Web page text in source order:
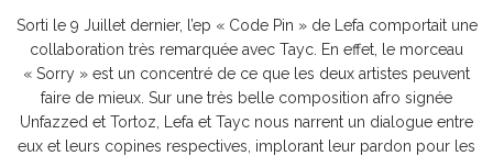
Sorti le 9 Juillet dernier, l’ep « Code Pin » de Lefa comportait une
collaboration très remarquée avec Tayc. En effet, le morceau
« Sorry » est un concentré de ce que les deux artistes peuvent
faire de mieux. Sur une très belle composition afro signée
Unfazzed et Tortoz, Lefa et Tayc nous narrent un dialogue entre
eux et leurs copines respectives, implorant leur pardon pour les